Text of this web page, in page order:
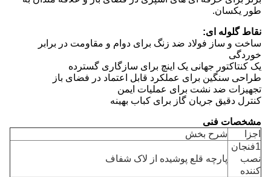
طور یکسان.
نقاط گلوله ای:
ساخت و ساز فولاد ضد زنگ برای دوام و مقاومت در برابر
خوردگی
یک کنتاکتور جهانی یک اینچ برای سازگاری گسترده
طراحی سنگین برای عملکرد قابل اعتماد در فضای باز
تجهیزات ضد نشت برای عملیات ایمن
کنترل دقیق جریان گاز برای کباب بهینه
مشخصات فنی
اجزا
شرح بخش
1فنجان
نصب
کننده
پارچه قلع پوشیده از لاک شفاف